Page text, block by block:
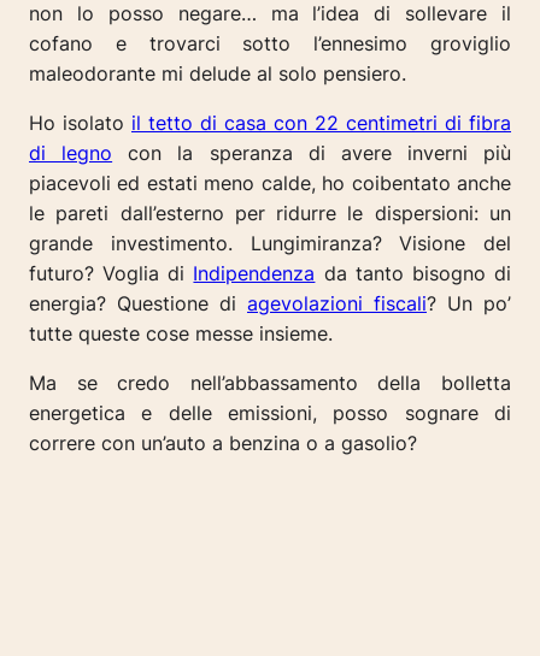
non lo posso negare… ma l’idea di sollevare il
cofano e trovarci sotto l’ennesimo groviglio
maleodorante mi delude al solo pensiero.
Ho isolato il tetto di casa con 22 centimetri di fibra
di legno con la speranza di avere inverni più
piacevoli ed estati meno calde, ho coibentato anche
le pareti dall’esterno per ridurre le dispersioni: un
grande investimento. Lungimiranza? Visione del
futuro? Voglia di Indipendenza da tanto bisogno di
energia? Questione di agevolazioni fiscali? Un po’
tutte queste cose messe insieme.
Ma se credo nell’abbassamento della bolletta
energetica e delle emissioni, posso sognare di
correre con un’auto a benzina o a gasolio?